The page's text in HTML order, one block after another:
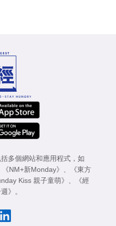
多個網站和應用程式，如
《NM+新Monday》
《東方
Kiss 親子童萌》
《經
》
。